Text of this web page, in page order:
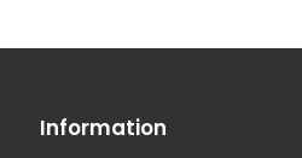
Information